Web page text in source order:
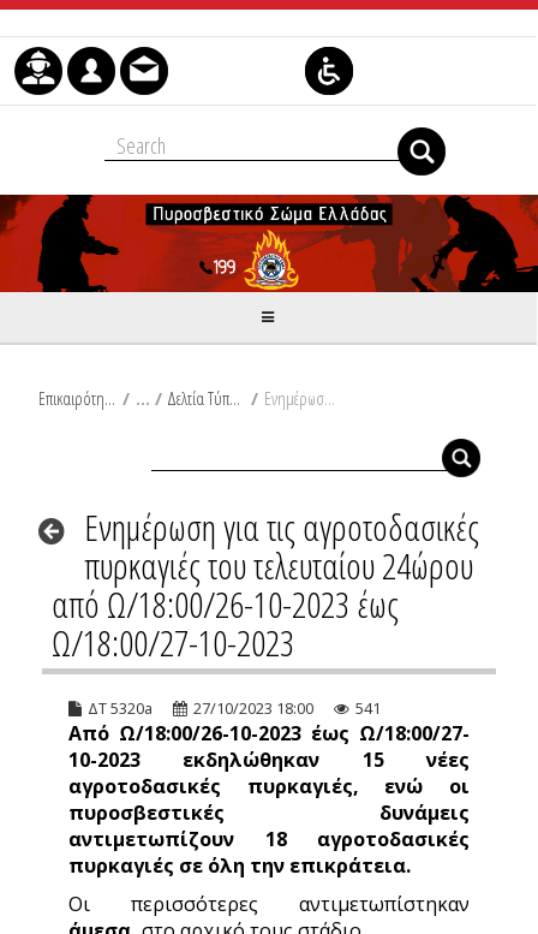
Μετάβαση στο περιεχόμενο
Επικαιρότητα / Δελτία Τύπου / Ενημέρωση για τις αγροτοδασικές πυρκαγιές του τελευταίου 24ώρου από Ω/18:00/26-10-2023 έως Ω/18:00/27-10-2023
Ενημέρωση για τις αγροτοδασικές
πυρκαγιές του τελευταίου 24ώρου
από Ω/18:00/26-10-2023 έως
Ω/18:00/27-10-2023
ΔΤ 5320a 27/10/2023 18:00 541
Από Ω/18:00/26-10-2023 έως Ω/18:00/27-
10-2023 εκδηλώθηκαν 15 νέες
αγροτοδασικές πυρκαγιές, ενώ οι
πυροσβεστικές δυνάμεις
αντιμετωπίζουν 18 αγροτοδασικές
πυρκαγιές σε όλη την επικράτεια.
Οι περισσότερες αντιμετωπίστηκαν